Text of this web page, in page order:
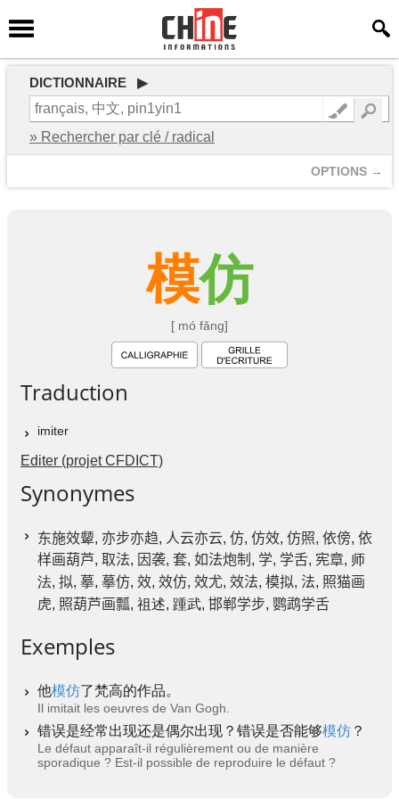
DICTIONNAIRE ▶
» Rechercher par clé / radical
OPTIONS →
模仿
[ mó fǎng]
Traduction
imiter
Editer (projet CFDICT)
Synonymes
东施效颦, 亦步亦趋, 人云亦云, 仿, 仿效, 仿照, 依傍, 依
样画葫芦, 取法, 因袭, 套, 如法炮制 , 学, 学舌, 宪章, 师
法, 拟, 摹, 摹仿, 效, 效仿, 效尤, 效法, 模拟, 法, 照猫画
虎, 照葫芦画瓢, 祖述, 踵武, 邯郸学步, 鹦鹉学舌
Exemples
他模仿了梵高的作品。
Il imitait les oeuvres de Van Gogh.
错误是经常出现还是偶尔出现？错误是否能够模仿 ？
Le défaut apparaît-il régulièrement ou de manière
sporadique ? Est-il possible de reproduire le défaut ?